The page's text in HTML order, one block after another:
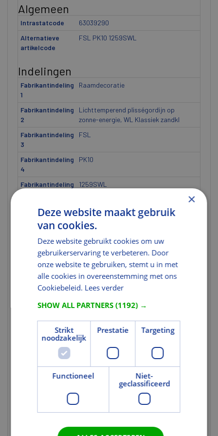
Algemeen
Intrastatcode
63039290
Alternatieve
artikelcode
FSL PK10 1259SWL
Indelingen
Fabrikantindeling
1
Raamdecoratie
Fabrikantindeling
2
Lichttemperend plisségordijn op
zonne-energie, WL Klassiek zandkl
Fabrikantindeling
3
FSL
Fabrikantindeling
4
PK10
Fabrikantindeling
1259SWL
Gewicht
Nettogewicht
2,728
Brutogewicht
3,324
Gewicht eenheid st
Kleur en Oppervlak
Tekst
toelichting 1
VELUX lichtregulerende
plisségordijnen op zonne-energie
kunnen op afstand worden bediend. Ze
bieden meer privacy en zachte,
elegante lichteffecten. U installeert ze
in een mum van tijd, zonder bedrading,
en gebruikt ze zowel met
elektrische dakramen solar.
×
Deze website maakt gebruik
van cookies.
Deze website gebruikt cookies om uw
gebruikerservaring te verbeteren. Door
onze website te gebruiken, stemt u in met
alle cookies in overeenstemming met ons
Cookiebeleid. Lees verder
SHOW ALL PARTNERS(1192) →
Strikt
noodzakelijk
Prestatie Targeting
Functioneel
Niet-
geclassificeerd